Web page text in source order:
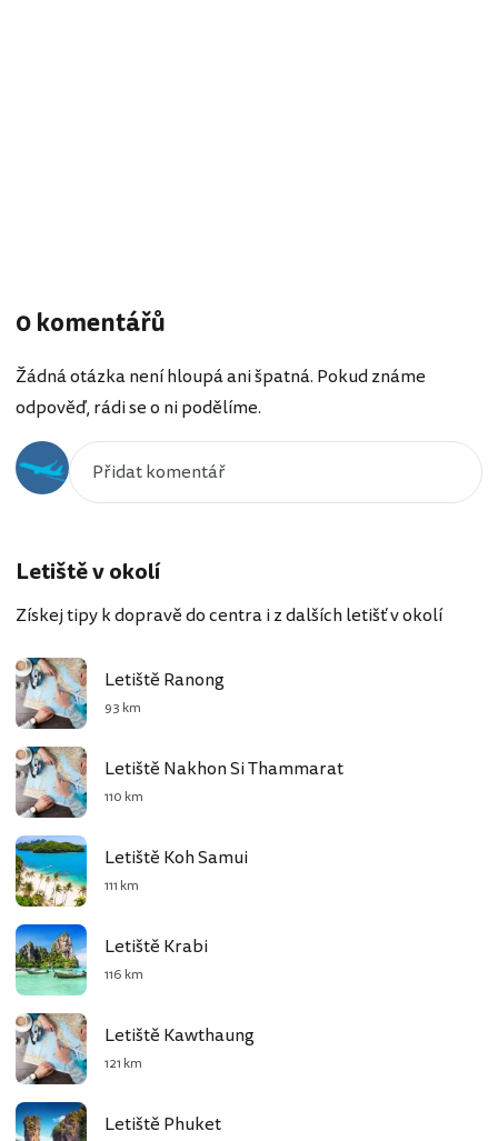
0 komentářů
Žádná otázka není hloupá ani špatná. Pokud známe
odpověď, rádi se o ni podělíme.
Letiště v okolí
Získej tipy k dopravě do centra i z dalších letišť v okolí
Letiště Ranong
93 km
Letiště Nakhon Si Thammarat
110 km
Letiště Koh Samui
111 km
Letiště Krabi
116 km
Letiště Kawthaung
121 km
Letiště Phuket